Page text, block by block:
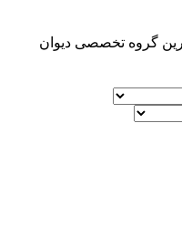
گروه تخصصی دیوان